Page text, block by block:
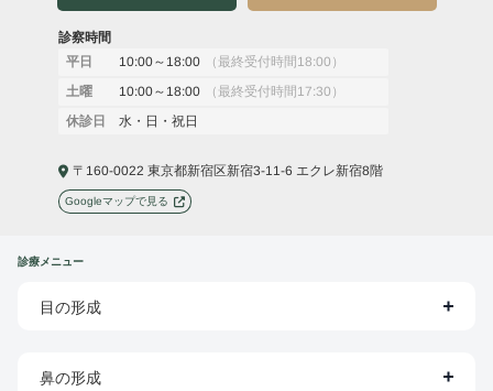
診察時間
平日 10:00～18:00 （最終受付時間18:00）
土曜 10:00～18:00 （最終受付時間17:30）
休診日 水・日・祝日
〒160-0022 東京都新宿区新宿3-11-6 エクレ新宿8階
Googleマップで見る
診療メニュー
目の形成
鼻の形成